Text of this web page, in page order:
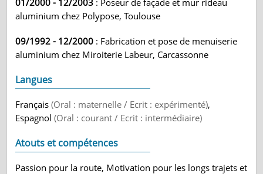
01/2000 - 12/2003 : Poseur de façade et mur rideau
aluminium chez Polypose, Toulouse
09/1992 - 12/2000 : Fabrication et pose de menuiserie
aluminium chez Miroiterie Labeur, Carcassonne
Langues
Français(Oral : maternelle / Ecrit : expérimenté),
Espagnol(Oral : courant / Ecrit : intermédiaire)
Atouts et compétences
Passion pour la route, Motivation pour les longs trajets et